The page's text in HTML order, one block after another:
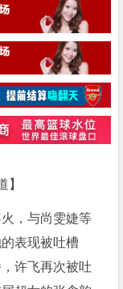
】
，与尚雯婕等
表现被吐槽
许飞再次被吐